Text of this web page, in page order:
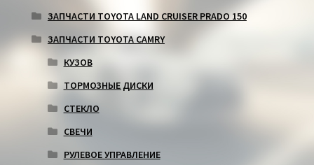
ЗАПЧАСТИ TOYOTA LAND CRUISER PRADO 150
ЗАПЧАСТИ TOYOTA CAMRY
КУЗОВ
ТОРМОЗНЫЕ ДИСКИ
СТЕКЛО
СВЕЧИ
РУЛЕВОЕ УПРАВЛЕНИЕ